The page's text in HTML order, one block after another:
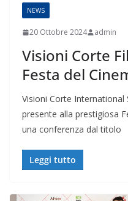
NEWS
20 Ottobre 2024 admin
Visioni Corte
Festa del
Visioni Corte International
presente alla prestigiosa
una conferenza dal titolo
Leggi tutto